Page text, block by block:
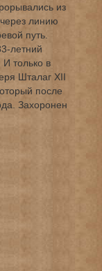
из
линию
путь.
летний
только в
Шталаг XII
после
Захоронен